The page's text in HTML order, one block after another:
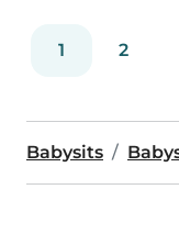
1 2
Babysits